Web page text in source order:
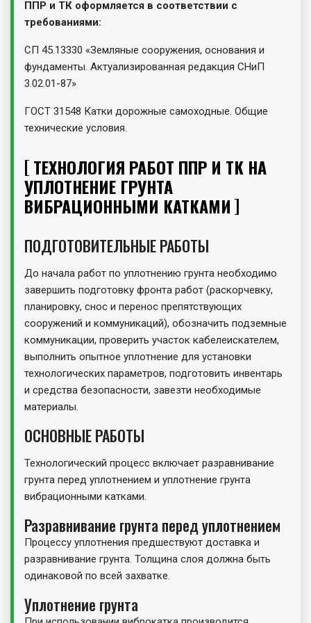
ППР и ТК оформляется в соответствии с
требованиями:
СП 45.13330 «Земляные сооружения, основания и
фундаменты. Актуализированная редакция СНиП
3.02.01-87»
ГОСТ 31548 Катки дорожные самоходные. Общие
технические условия.
ТЕХНОЛОГИЯ РАБОТ ППР И ТК НА
УПЛОТНЕНИЕ ГРУНТА
ВИБРАЦИОННЫМИ КАТКАМИ
ПОДГОТОВИТЕЛЬНЫЕ РАБОТЫ
До начала работ по уплотнению грунта необходимо
завершить подготовку фронта работ (раскорчевку,
планировку, снос и перенос препятствующих
сооружений и коммуникаций), обозначить подземные
коммуникации, проверить участок кабелеискателем,
выполнить опытное уплотнение для установки
технологических параметров, подготовить инвентарь
и средства безопасности, завезти необходимые
материалы.
ОСНОВНЫЕ РАБОТЫ
Технологический процесс включает разравнивание
грунта перед уплотнением и уплотнение грунта
вибрационными катками.
Разравнивание грунта перед уплотнением
Процессу уплотнения предшествуют доставка и
разравнивание грунта. Толщина слоя должна быть
одинаковой по всей захватке.
Уплотнение грунта